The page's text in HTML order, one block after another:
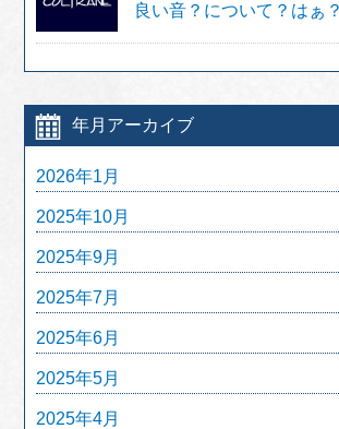
良い音？について？はぁ？
年月アーカイブ
2026年1月
2025年10月
2025年9月
2025年7月
2025年6月
2025年5月
2025年4月